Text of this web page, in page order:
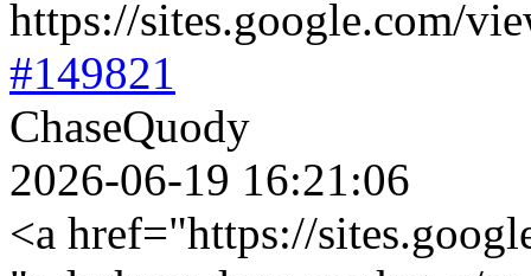
https://sites.google.com/
#149821
ChaseQuody
2026-06-19 16:21:06
<a href="https://